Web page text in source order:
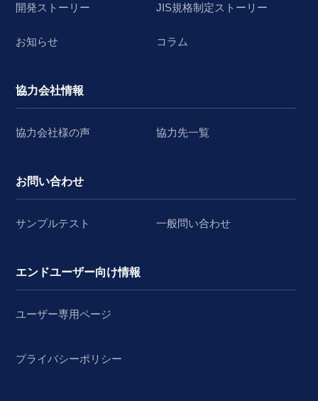
開発ストーリー JIS規格制定ストーリー
お知らせ コラム
協力会社情報
協力会社様の声 協力先一覧
お問い合わせ
サンプルテスト 一般問い合わせ
エンドユーザー向け情報
ユーザー専用ページ
プライバシーポリシー